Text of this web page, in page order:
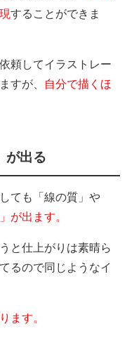
することができま
頼してイラストレー
すが、
自分で描くほ
が出る
ても「線の質」や
が出ます。
と仕上がりは素晴ら
るので同じようなイ
ます。